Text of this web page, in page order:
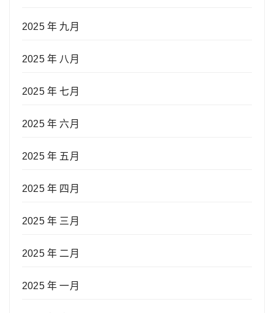
2025 年 九月
2025 年 八月
2025 年 七月
2025 年 六月
2025 年 五月
2025 年 四月
2025 年 三月
2025 年 二月
2025 年 一月